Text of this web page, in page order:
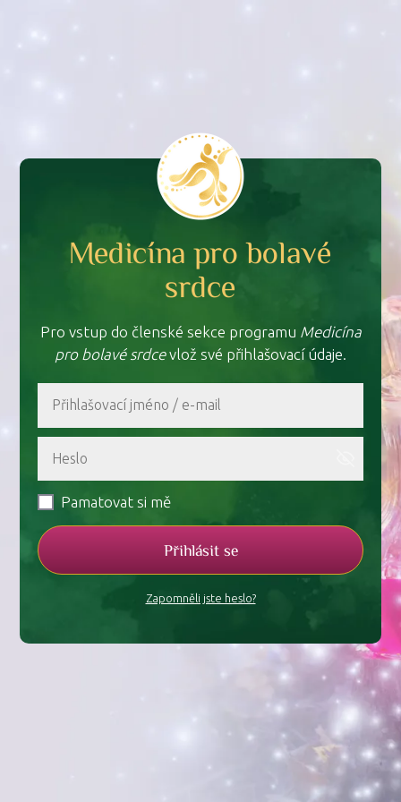
Medicína pro bolavé
srdce
Pro vstup do členské sekce programu Medicína
pro bolavé srdcevlož své přihlašovací údaje.
Pamatovat si mě
Přihlásit se
Zapomněli jste heslo?